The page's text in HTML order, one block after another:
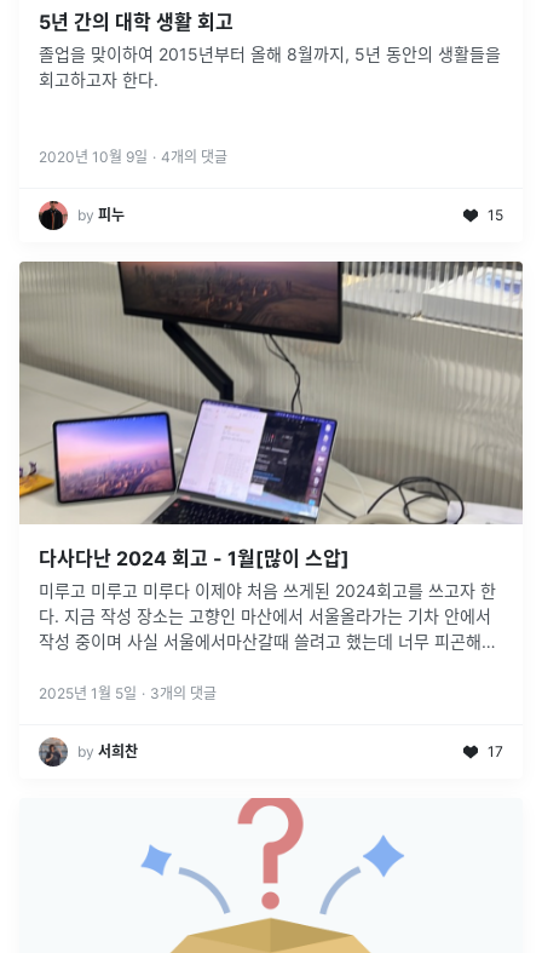
5년 간의 대학 생활 회고
졸업을 맞이하여 2015년부터 올해 8월까지, 5년 동안의 생활들을
회고하고자 한다.
2020년 10월 9일 · 4개의 댓글
by 피누 15
다사다난 2024 회고 - 1월[많이 스압]
미루고 미루고 미루다 이제야 처음 쓰게된 2024회고를 쓰고자 한
다. 지금 작성 장소는 고향인 마산에서 서울올라가는 기차 안에서
작성 중이며 사실 서울에서마산갈때 쓸려고 했는데 너무 피곤해서
인적으로...
2025년 1월 5일 · 3개의 댓글
by 서희찬 17